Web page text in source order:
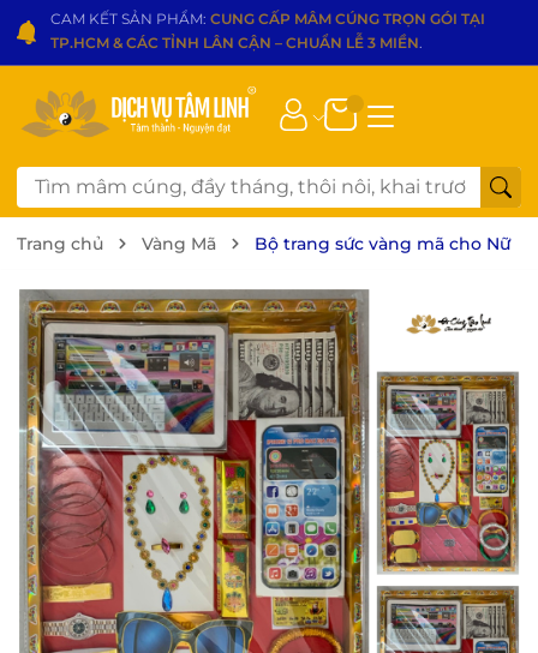
CAM KẾT SẢN PHẨM: CUNG CẤP MÂM CÚNG TRỌN GÓI TẠI
TP.HCM & CÁC TỈNH LÂN CẬN – CHUẨN LỄ 3 MIỀN.
Trang chủ Vàng Mã Bộ trang sức vàng mã cho Nữ